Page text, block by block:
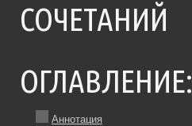
СОЧЕТАНИЙ
ОГЛАВЛЕНИЕ:
Аннотация